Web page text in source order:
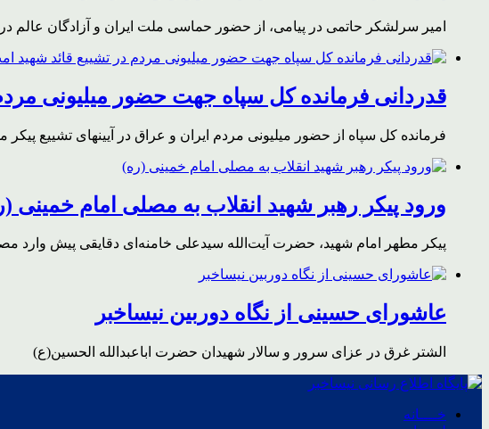
امیر سرلشکر حاتمی در پیامی، از حضور حماسی ملت ایران و آزادگان عالم
قدردانی فرمانده کل سپاه جهت حضور میلیونی
فرمانده کل سپاه از حضور میلیونی مردم ایران و عراق در آیینهای تشییع
ورود پیکر رهبر شهید انقلاب به مصلی امام خمینی
پیکر مطهر امام شهید،‌ حضرت آیت‌الله سیدعلی خامنه‌ای دقایقی پیش وارد
عاشورای حسینی از نگاه دوربین نیساخبر
الشتر غرق در عزای سرور و سالار شهیدان حضرت اباعبدالله الحسین(ع)
خــــانه